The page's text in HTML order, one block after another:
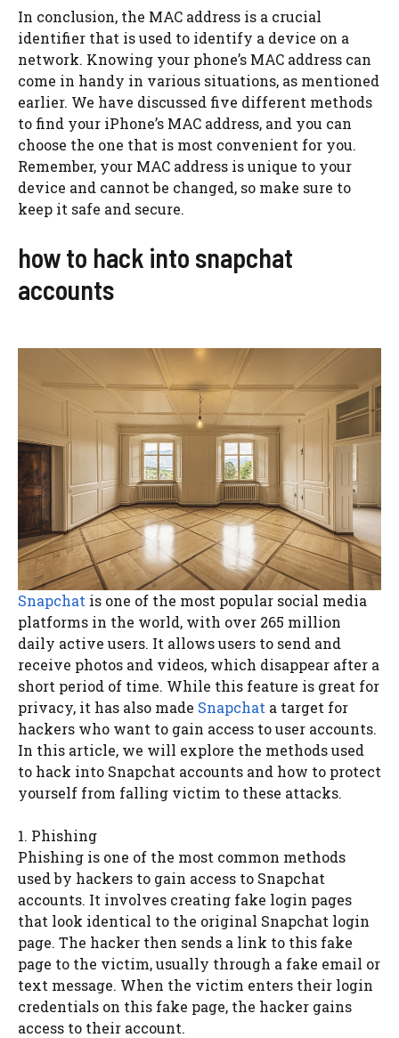
In conclusion, the MAC address is a crucial
identifier that is used to identify a device on a
network. Knowing your phone’s MAC address can
come in handy in various situations, as mentioned
earlier. We have discussed five different methods
to find your iPhone’s MAC address, and you can
choose the one that is most convenient for you.
Remember, your MAC address is unique to your
device and cannot be changed, so make sure to
keep it safe and secure.
how to hack into snapchat
accounts
Snapchat is one of the most popular social media
platforms in the world, with over 265 million
daily active users. It allows users to send and
receive photos and videos, which disappear after a
short period of time. While this feature is great for
privacy, it has also made Snapchat a target for
hackers who want to gain access to user accounts.
In this article, we will explore the methods used
to hack into Snapchat accounts and how to protect
yourself from falling victim to these attacks.
1. Phishing
Phishing is one of the most common methods
used by hackers to gain access to Snapchat
accounts. It involves creating fake login pages
that look identical to the original Snapchat login
page. The hacker then sends a link to this fake
page to the victim, usually through a fake email or
text message. When the victim enters their login
credentials on this fake page, the hacker gains
access to their account.